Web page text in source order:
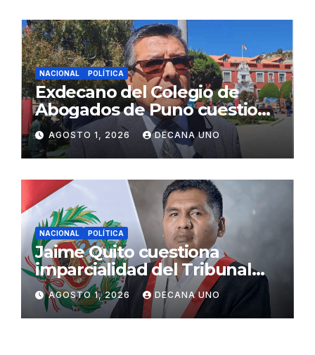
NACIONAL POLÍTICA
Exdecano del Colegio de
Abogados de Puno cuestiona
propuestas sobre seguridad
ciudadana
AGOSTO 1, 2026 DECANA UNO
NACIONAL POLÍTICA
Jaime Quito cuestiona
imparcialidad del Tribunal
Constitucional tras liberación
de Ollanta Humala
AGOSTO 1, 2026 DECANA UNO